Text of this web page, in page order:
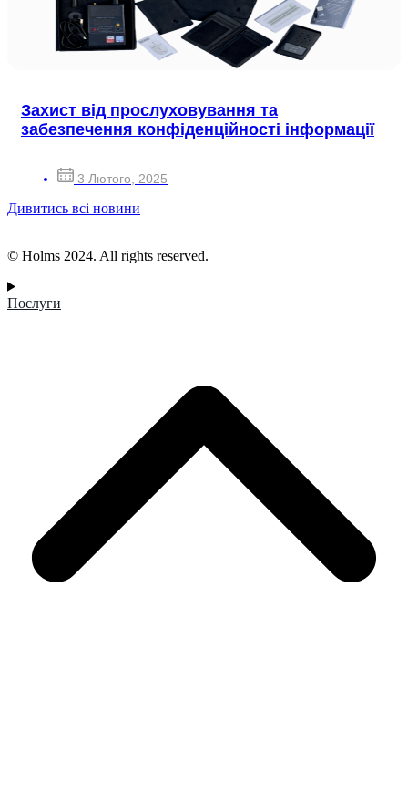
Захист від прослуховування та
забезпечення конфіденційності інформації
3 Лютого, 2025
Дивитись всі новини
© Holms 2024. All rights reserved.
Послуги